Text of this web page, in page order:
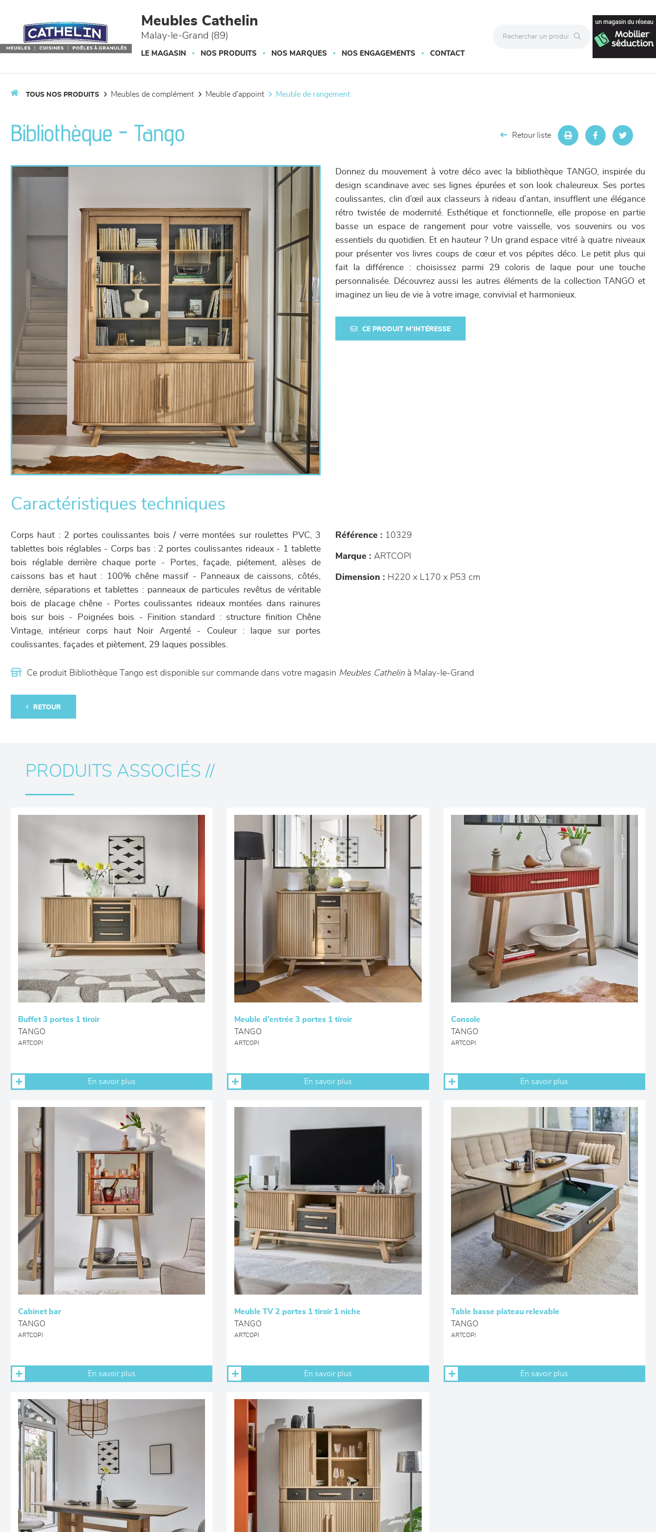
Meubles Cathelin
Malay-le-Grand (89)
LE MAGASIN NOS PRODUITS NOS MARQUES NOS ENGAGEMENTS CONTACT
TOUS NOS PRODUITS meubles de complément meuble d'appoint meuble de rangement
Bibliothèque - Tango Retour liste
Donnez du mouvement à votre déco avec la bibliothèque TANGO, inspirée du
design scandinave avec ses lignes épurées et son look chaleureux. Ses portes
coulissantes, clin d’œil aux classeurs à rideau d’antan, insufflent une élégance
rétro twistée de modernité. Esthétique et fonctionnelle, elle propose en partie
basse un espace de rangement pour votre vaisselle, vos souvenirs ou vos
essentiels du quotidien. Et en hauteur ? Un grand espace vitré à quatre niveaux
pour présenter vos livres coups de cœur et vos pépites déco. Le petit plus qui
fait la différence : choisissez parmi 29 coloris de laque pour une touche
personnalisée. Découvrez aussi les autres éléments de la collection TANGO et
imaginez un lieu de vie à votre image, convivial et harmonieux.
CE PRODUIT M'INTÉRESSE
Caractéristiques techniques
Corps haut : 2 portes coulissantes bois / verre montées sur roulettes PVC, 3
tablettes bois réglables - Corps bas : 2 portes coulissantes rideaux - 1 tablette
bois réglable derrière chaque porte - Portes, façade, piétement, alèses de
caissons bas et haut : 100% chêne massif - Panneaux de caissons, côtés,
derrière, séparations et tablettes : panneaux de particules revêtus de véritable
bois de placage chêne - Portes coulissantes rideaux montées dans rainures
bois sur bois - Poignées bois - Finition standard : structure finition Chêne
Vintage, intérieur corps haut Noir Argenté - Couleur : laque sur portes
coulissantes, façades et piètement, 29 laques possibles.
Référence : 10329
Marque : ARTCOPI
Dimension : H220 x L170 x P53 cm
Ce produit Bibliothèque Tango est disponible sur commande dans votre magasin Meubles Cathelinà Malay-le-Grand
RETOUR
PRODUITS ASSOCIÉS //
Buffet 3 portes 1 tiroir
TANGO
ARTCOPI
En savoir plus
Meuble d’entrée 3 portes 1 tiroir
TANGO
ARTCOPI
En savoir plus
Console
TANGO
ARTCOPI
En savoir plus
Cabinet bar
TANGO
ARTCOPI
En savoir plus
Meuble TV 2 portes 1 tiroir 1 niche
TANGO
ARTCOPI
En savoir plus
Table basse plateau relevable
TANGO
ARTCOPI
En savoir plus